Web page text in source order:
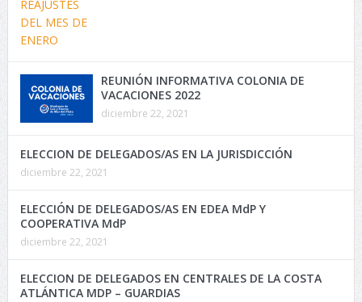
REUNIÓN INFORMATIVA COLONIA DE
VACACIONES 2022
diciembre 22, 2021
ELECCION DE DELEGADOS/AS EN LA JURISDICCIÓN
diciembre 22, 2021
ELECCIÓN DE DELEGADOS/AS EN EDEA MdP Y
COOPERATIVA MdP
diciembre 22, 2021
ELECCION DE DELEGADOS EN CENTRALES DE LA COSTA
ATLÁNTICA MDP – GUARDIAS